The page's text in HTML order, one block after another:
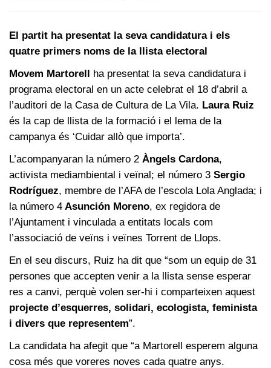
El partit ha presentat la seva candidatura i els
quatre primers noms de la llista electoral
Movem Martorell ha presentat la seva candidatura i
programa electoral en un acte celebrat el 18 d’abril a
l’auditori de la Casa de Cultura de La Vila. Laura Ruiz
és la cap de llista de la formació i el lema de la
campanya és ‘Cuidar allò que importa’.
L’acompanyaran la número 2 Àngels Cardona,
activista mediambiental i veïnal; el número 3 Sergio
Rodríguez, membre de l’AFA de l’escola Lola Anglada; i
la número 4 Asunción Moreno, ex regidora de
l’Ajuntament i vinculada a entitats locals com
l’associació de veïns i veïnes Torrent de Llops.
En el seu discurs, Ruiz ha dit que “som un equip de 31
persones que accepten venir a la llista sense esperar
res a canvi, perquè volen ser-hi i comparteixen aquest
projecte d’esquerres, solidari, ecologista, feminista
i divers que representem”.
La candidata ha afegit que “a Martorell esperem alguna
cosa més que voreres noves cada quatre anys.